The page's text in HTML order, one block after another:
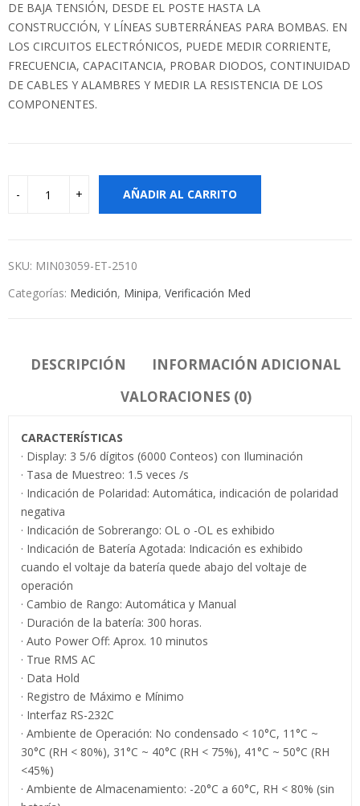
DE BAJA TENSIÓN, DESDE EL POSTE HASTA LA
CONSTRUCCIÓN, Y LÍNEAS SUBTERRÁNEAS PARA BOMBAS. EN
LOS CIRCUITOS ELECTRÓNICOS, PUEDE MEDIR CORRIENTE,
FRECUENCIA, CAPACITANCIA, PROBAR DIODOS, CONTINUIDAD
DE CABLES Y ALAMBRES Y MEDIR LA RESISTENCIA DE LOS
COMPONENTES.
AÑADIR AL CARRITO
SKU: MIN03059-ET-2510
Categorías: Medición, Minipa, Verificación Med
DESCRIPCIÓN
INFORMACIÓN ADICIONAL
VALORACIONES (0)
CARACTERÍSTICAS
· Display: 3 5/6 dígitos (6000 Conteos) con Iluminación
· Tasa de Muestreo: 1.5 veces /s
· Indicación de Polaridad: Automática, indicación de polaridad
negativa
· Indicación de Sobrerango: OL o -OL es exhibido
· Indicación de Batería Agotada: Indicación es exhibido
cuando el voltaje da batería quede abajo del voltaje de
operación
· Cambio de Rango: Automática y Manual
· Duración de la batería: 300 horas.
· Auto Power Off: Aprox. 10 minutos
· True RMS AC
· Data Hold
· Registro de Máximo e Mínimo
· Interfaz RS-232C
· Ambiente de Operación: No condensado < 10°C, 11°C ~
30°C (RH < 80%), 31°C ~ 40°C (RH < 75%), 41°C ~ 50°C (RH
<45%)
· Ambiente de Almacenamiento: -20°C a 60°C, RH < 80% (sin